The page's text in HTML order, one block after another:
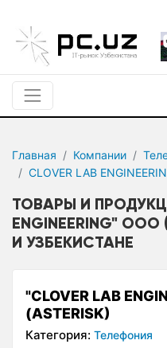
Главная Компании
CLOVER LAB
ТОВАРЫ И
ENGINEERING"
И УЗБЕКИСТАНЕ
"CLOVER LAB
(ASTERISK)
Категория: Телефония